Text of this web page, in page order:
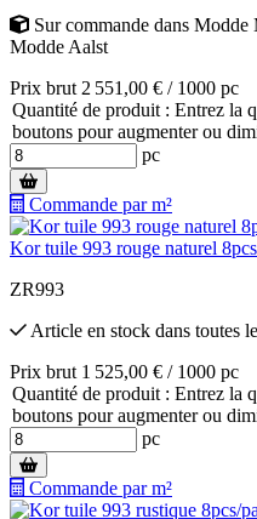
Sur commande dans Modde
Modde Aalst
Prix brut 2 551,00 € / 1000 pc
Quantité de produit : Entrez la
boutons pour augmenter ou
pc
Commande par m²
Kor tuile 993 rouge naturel
ZR993
Article en stock dans toutes
Prix brut 1 525,00 € / 1000 pc
Quantité de produit : Entrez la
boutons pour augmenter ou
pc
Commande par m²